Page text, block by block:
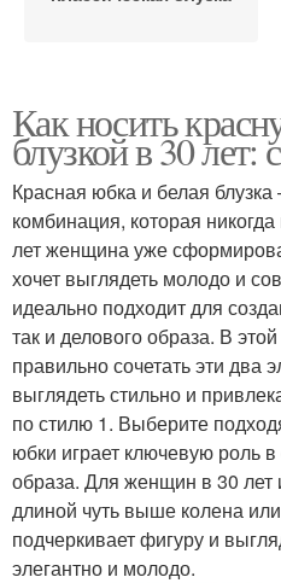
Черная блузка
Длинная блузка
Как носить
блузкой в 30
Красная юбка и белая
комбинация, которая
лет женщина уже
хочет выглядеть молодо и
идеально подходит для
так и делового образа. В
правильно сочетать эти два
выглядеть стильно и
по стилю 1. Выберите
юбки играет ключевую роль
образа. Для женщин в 30 лет
длиной чуть выше колена
подчеркивает фигуру и
элегантно и молодо.